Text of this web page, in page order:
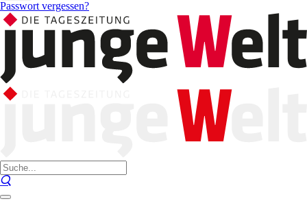
Passwort vergessen?